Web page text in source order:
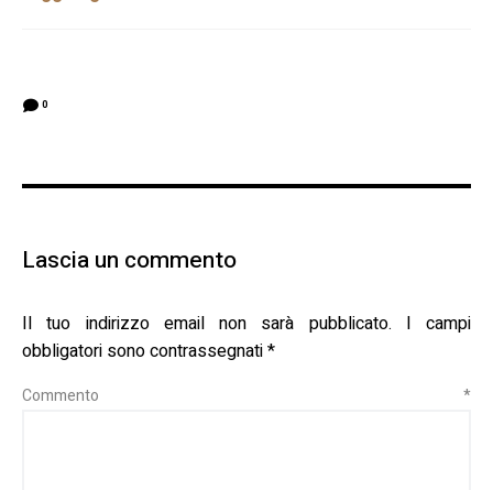
0
Lascia un commento
Il tuo indirizzo email non sarà pubblicato.
I campi
obbligatori sono contrassegnati*
Commento *